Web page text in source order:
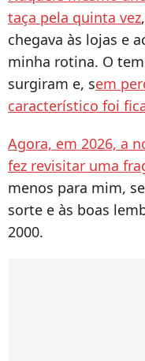
taça pela quinta vez
chegava às lojas e
minha rotina. O
surgiram e, sem
característico foi
Agora, em 2026, a
fez revisitar uma
menos para mim,
sorte e às boas
2000.